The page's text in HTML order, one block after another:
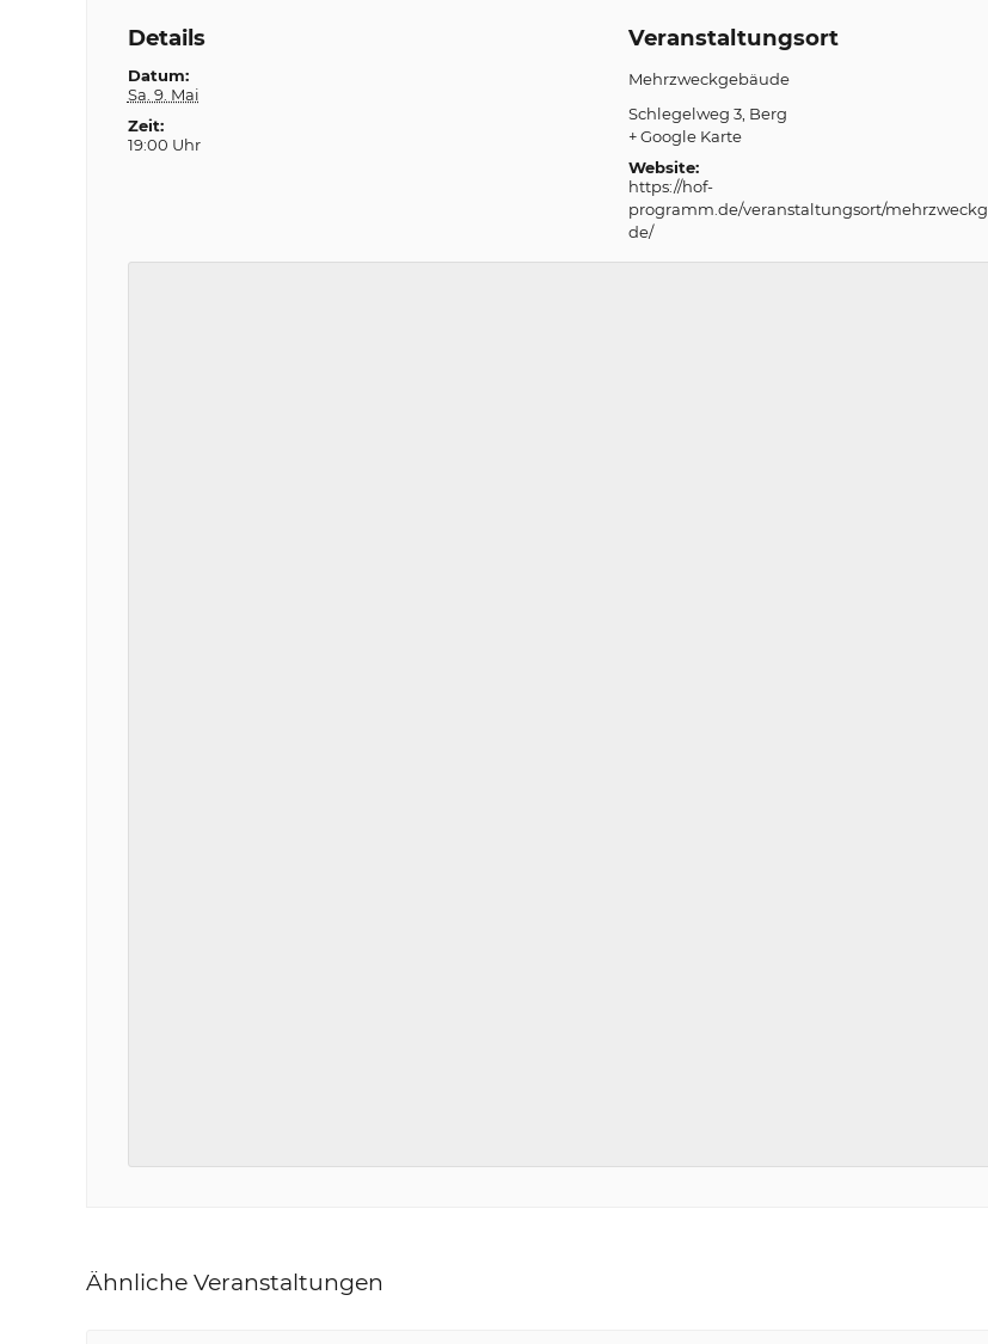
Details
Datum:
Sa. 9. Mai
Zeit:
19:00 Uhr
Veranstaltungsort
Mehrzweckgebäude
Schlegelweg 3 Berg
+ Google Karte
Website:
https://hof-
programm.de/veranstaltungsort/
de/
Ähnliche Veranstaltungen